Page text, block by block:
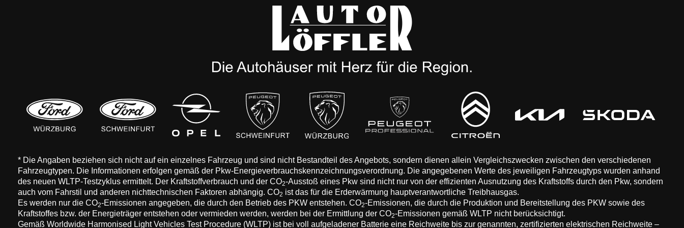
* Die Angaben beziehen sich nicht auf ein einzelnes Fahrzeug und sind nicht Bestandteil des Angebots, sondern dienen allein Vergleichszwecken zwischen den verschiedenen
Fahrzeugtypen. Die Informationen erfolgen gemäß der Pkw-Energieverbrauchskennzeichnungsverordnung. Die angegebenen Werte des jeweiligen Fahrzeugtyps wurden anhand
des neuen WLTP-Testzyklus ermittelt. Der Kraftstoffverbrauch und der CO2-Ausstoß eines Pkw sind nicht nur von der effizienten Ausnutzung des Kraftstoffs durch den Pkw, sondern
auch vom Fahrstil und anderen nichttechnischen Faktoren abhängig. CO2 ist das für die Erderwärmung hauptverantwortliche Treibhausgas.
Es werden nur die CO2-Emissionen angegeben, die durch den Betrieb des PKW entstehen. CO2-Emissionen, die durch die Produktion und Bereitstellung des PKW sowie des
Kraftstoffes bzw. der Energieträger entstehen oder vermieden werden, werden bei der Ermittlung der CO2-Emissionen gemäß WLTP nicht berücksichtigt.
Gemäß Worldwide Harmonised Light Vehicles Test Procedure (WLTP) ist bei voll aufgeladener Batterie eine Reichweite bis zur genannten, zertifizierten elektrischen Reichweite –